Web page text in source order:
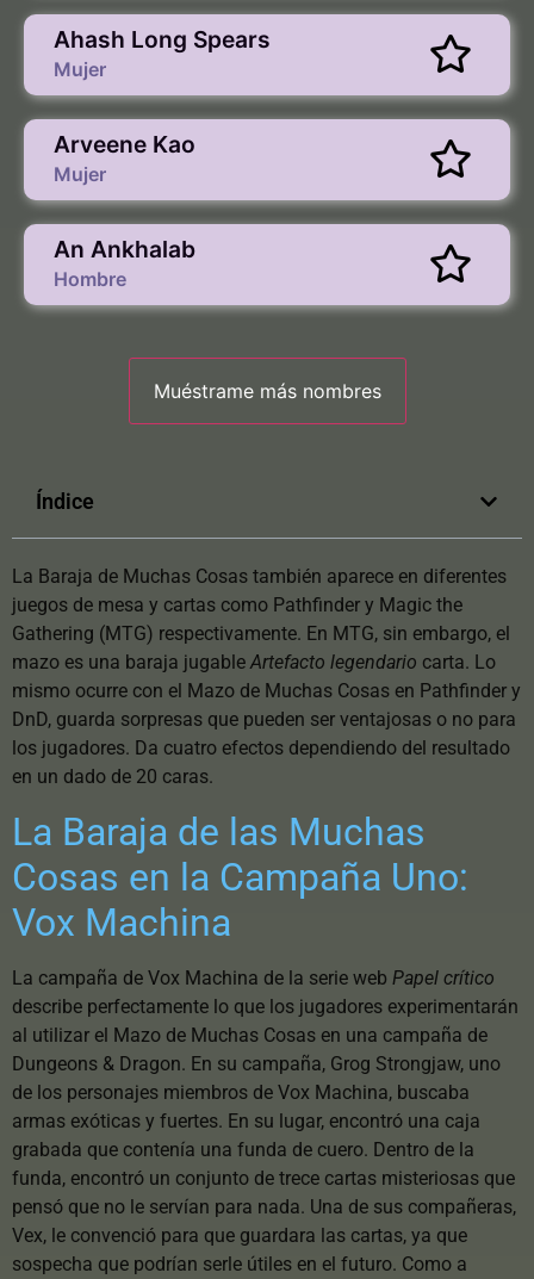
Ahash Long Spears
Mujer
Arveene Kao
Mujer
An Ankhalab
Hombre
Índice
La Baraja de Muchas Cosas también aparece en diferentes
juegos de mesa y cartas como Pathfinder y Magic the
Gathering (MTG) respectivamente. En MTG, sin embargo, el
mazo es una baraja jugableArtefacto legendario carta. Lo
mismo ocurre con el Mazo de Muchas Cosas en Pathfinder y
DnD, guarda sorpresas que pueden ser ventajosas o no para
los jugadores. Da cuatro efectos dependiendo del resultado
en un dado de 20 caras.
La Baraja de las Muchas
Cosas en la Campaña Uno:
Vox Machina
La campaña de Vox Machina de la serie web Papel crítico
describe perfectamente lo que los jugadores experimentarán
al utilizar el Mazo de Muchas Cosas en una campaña de
Dungeons & Dragon. En su campaña, Grog Strongjaw, uno
de los personajes miembros de Vox Machina, buscaba
armas exóticas y fuertes. En su lugar, encontró una caja
grabada que contenía una funda de cuero. Dentro de la
funda, encontró un conjunto de trece cartas misteriosas que
pensó que no le servían para nada. Una de sus compañeras,
Vex, le convenció para que guardara las cartas, ya que
sospecha que podrían serle útiles en el futuro. Como a